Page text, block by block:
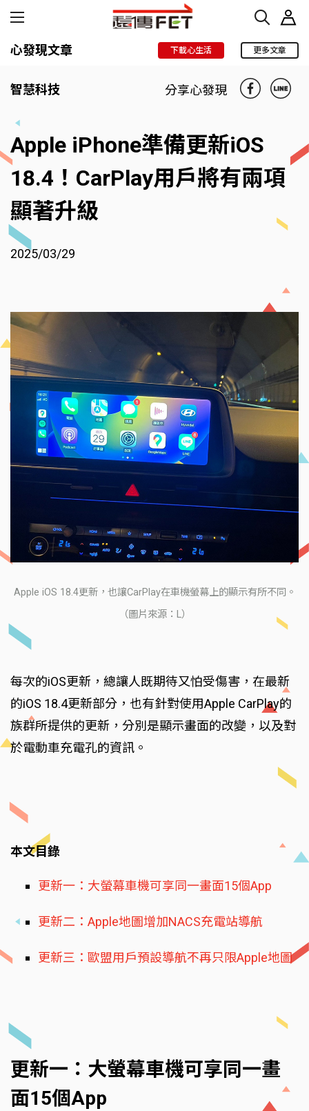
心發現文章 下載心生活 更多文章
智慧科技 分享心發現
Apple iPhone準備更新iOS
18.4！CarPlay用戶將有兩項
顯著升級
2025/03/29
Apple iOS 18.4更新，也讓CarPlay在車機螢幕上的顯示有所不同。
（圖片來源：L）
每次的iOS更新，總讓人既期待又怕受傷害，在最新
的iOS 18.4更新部分，也有針對使用Apple CarPlay的
族群所提供的更新，分別是顯示畫面的改變，以及對
於電動車充電孔的資訊。
本文目錄
更新一：大螢幕車機可享同一畫面15個App
更新二：Apple地圖增加NACS充電站導航
更新三：歐盟用戶預設導航不再只限Apple地圖
更新一：大螢幕車機可享同一畫
面15個App